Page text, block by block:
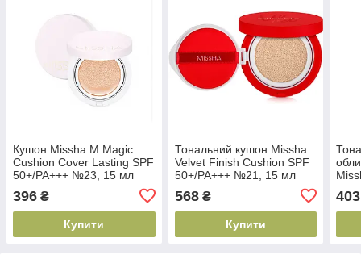
Кушон Missha M Magic
Cushion Cover Lasting SPF
50+/PA+++ №23, 15 мл
396 ₴
Купити
Тональний кушон Missha
Velvet Finish Cushion SPF
50+/PA+++ №21, 15 мл
568₴
Купити
403